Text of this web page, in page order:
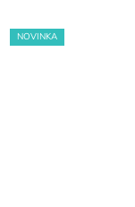
NOVINKA